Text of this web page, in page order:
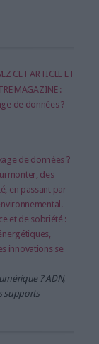
CET ARTICLE ET
MAGAZINE :
de données ?
de données ?
des
en passant par
et de sobriété :
innovations se
? ADN,
supports